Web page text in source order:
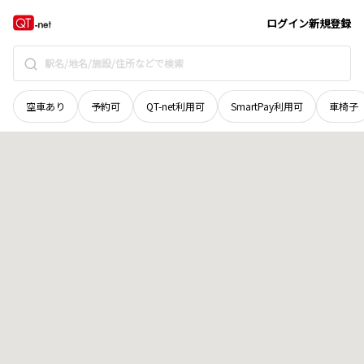
ログイン新規登録
空車あり 予約可 QT-net利用可 SmartPay利用可 車椅子
山梨県